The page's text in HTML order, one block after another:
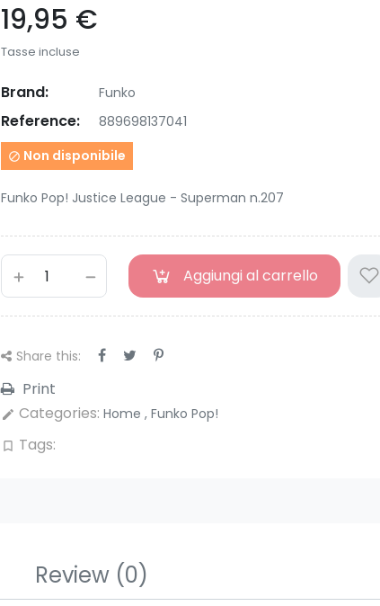
19,95 €
Tasse incluse
Brand: Funko
Reference: 889698137041
 Non disponibile
Funko Pop! Justice League - Superman n.207
Aggiungi al carrello
Share this:
Print
edit Categories: Home , Funko Pop!
bookmark_border Tags:
Review (0)